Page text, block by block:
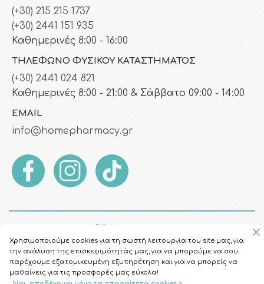
(+30) 215 215 1737
(+30) 2441 151 935
Καθημερινές 8:00 - 16:00
ΤΗΛΈΦΩΝΟ ΦΥΣΙΚΟΎ ΚΑΤΑΣΤΉΜΑΤΟΣ
(+30) 2441 024 821
Καθημερινές 8:00 - 21:00 & Σάββατο 09:00 - 14:00
EMAIL
info@homepharmacy.gr
Χρησιμοποιούμε cookies για τη σωστή λειτουργία του site μας, για
την ανάλυση της επισκεψιμότητάς μας, για να μπορούμε να σου
παρέχουμε εξατομικευμένη εξυπηρέτηση και για να μπορείς να
μαθαίνεις για τις προσφορές μας εύκολα!